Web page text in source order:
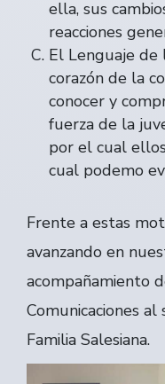
ella, sus
reacciones
El Lenguaje de
corazón de la
conocer y
fuerza de la
por el cual
cual podemo
Frente a estas
avanzando en
acompañamiento
Comunicaciones
Familia Salesiana.